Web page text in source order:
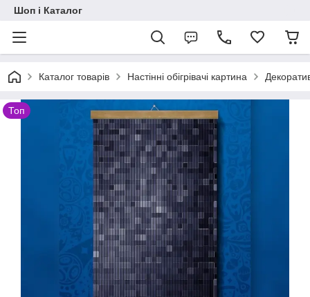
Шоп і Каталог
Каталог товарів Настінні обігрівачі картина
Топ